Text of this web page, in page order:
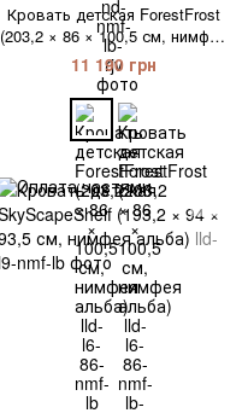
Кровать детская ForestFrost
(203,2 × 86 × 100,5 см, нимфея
альба)
11 190 грн